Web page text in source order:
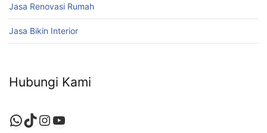
Jasa Renovasi Rumah
Jasa Bikin Interior
Hubungi Kami
WhatsApp
TikTok
Instagram
YouTube